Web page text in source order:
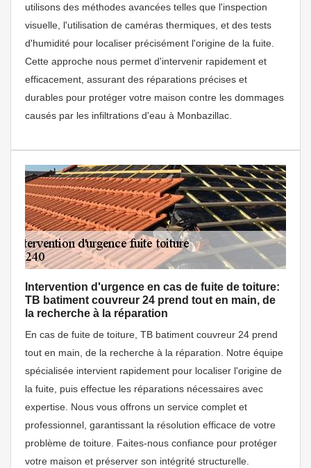
utilisons des méthodes avancées telles que l'inspection
visuelle, l'utilisation de caméras thermiques, et des tests
d'humidité pour localiser précisément l'origine de la fuite.
Cette approche nous permet d'intervenir rapidement et
efficacement, assurant des réparations précises et
durables pour protéger votre maison contre les dommages
causés par les infiltrations d'eau à Monbazillac.
Intervention d'urgence en cas de fuite de toiture:
TB batiment couvreur 24 prend tout en main, de
la recherche à la réparation
En cas de fuite de toiture, TB batiment couvreur 24 prend
tout en main, de la recherche à la réparation. Notre équipe
spécialisée intervient rapidement pour localiser l'origine de
la fuite, puis effectue les réparations nécessaires avec
expertise. Nous vous offrons un service complet et
professionnel, garantissant la résolution efficace de votre
problème de toiture. Faites-nous confiance pour protéger
votre maison et préserver son intégrité structurelle.